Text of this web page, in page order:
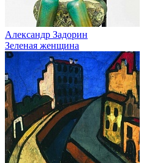
Александр Задорин
Зеленая женщина